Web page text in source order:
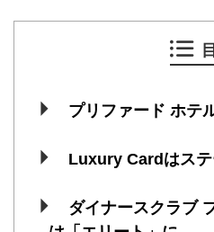
プリファード ホテ
Luxury Cardはス
ダイナースクラブ